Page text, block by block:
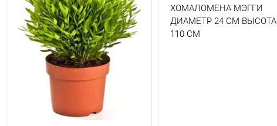
ХОМАЛОМЕНА МЭГГИ
ДИАМЕТР 24 СМ ВЫСОТА
110 СМ